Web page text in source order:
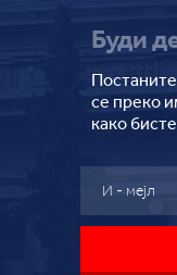
Буди
се преко
како